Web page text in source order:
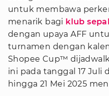
untuk membawa
menarik bagi klub
dengan upaya AFF
turnamen dengan
Shopee Cup™
ini pada tanggal 17 Juli
hingga 21 Mei 2025